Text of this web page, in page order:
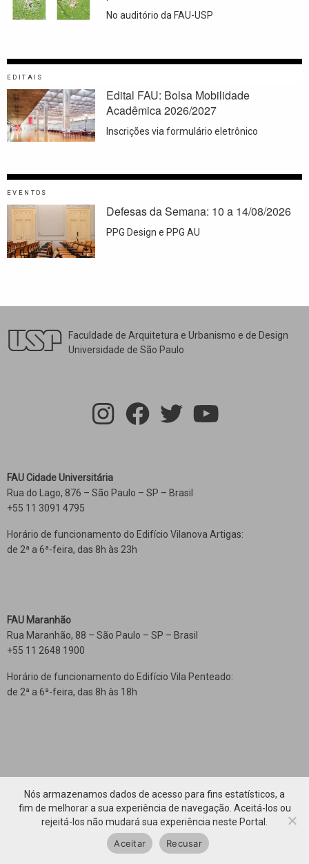
No auditório da FAU-USP
EDITAIS
Edital FAU: Bolsa Mobilidade
Acadêmica 2026/2027
Inscrições via formulário eletrônico
EVENTOS
Defesas da Semana: 10 a 14/08/2026
PPG Design e PPG AU
Faculdade de Arquitetura e Urbanismo e de Design
Universidade de São Paulo
FAU Cidade Universitária
Rua do Lago, 876 – São Paulo – SP – Brasil
+55 11 3091 4795
Horário de funcionamento do Edifício Vilanova Artigas:
de 2ª a 6ª-feira, das 8h às 23h
FAU Maranhão
Rua Maranhão, 88 – São Paulo – SP – Brasil
+55 11 2648 1900
Horário de funcionamento do Edifício Vila Penteado:
de 2ª a 6ª-feira, das 8h às 18h
Nós armazenamos dados de acesso para fins estatísticos, a
fim de melhorar a sua experiência de navegação. Aceitá-los ou
rejeitá-los não mudará sua experiência neste Portal.
Aceitar
Recusar